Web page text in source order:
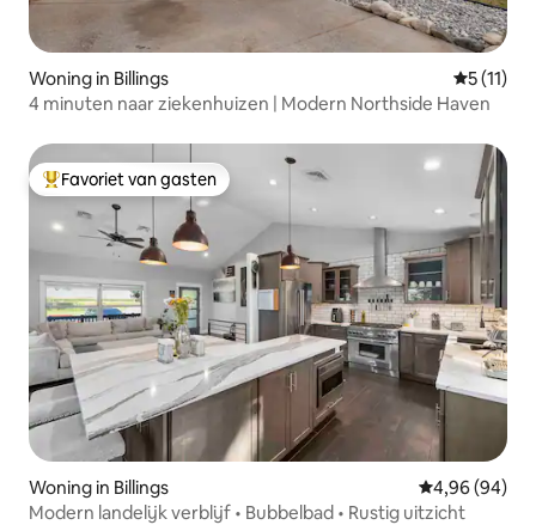
Woning in Billings
5 (11)
4 minuten naar ziekenhuizen | Modern Northside Haven
Topfavoriet van gasten
Favoriet van gasten
Woning in Billings Gemiddelde
4,96 (94)
Modern landelijk verblijf • Bubbelbad • Rustig uitzicht